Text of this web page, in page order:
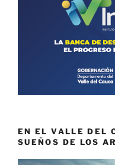
EN EL VALLE DEL
SUEÑOS DE LOS